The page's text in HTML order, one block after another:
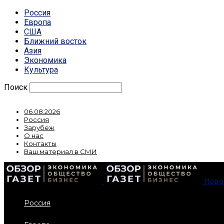
Россия
Европа
США
Ближний восток
Азия
Экономика
Культура
Поиск
06.08.2026
Россия
Зарубеж
О нас
Контакты
Ваш материал в СМИ
Россия